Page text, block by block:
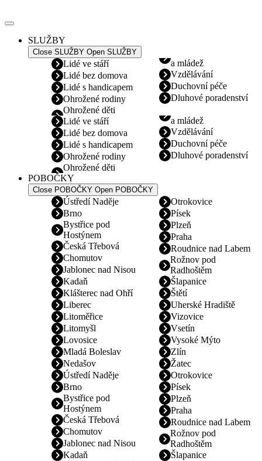
k
SLUŽBY
Close SLUŽBY Open SLUŽBY
Lidé ve stáří
Lidé bez domova
Lidé s handicapem
Ohrožené rodiny
Ohrožené děti
a mládež
Vzdělávání
Duchovní péče
Dluhové poradenství
Lidé ve stáří
Lidé bez domova
Lidé s handicapem
Ohrožené rodiny
Ohrožené děti
a mládež
Vzdělávání
Duchovní péče
Dluhové poradenství
POBOČKY
Close POBOČKY Open POBOČKY
Ústředí Naděje
Brno
Bystřice pod
Hostýnem
Česká Třebová
Chomutov
Jablonec nad Nisou
Kadaň
Klášterec nad Ohří
Liberec
Litoměřice
Litomyšl
Lovosice
Mladá Boleslav
Nedašov
Otrokovice
Písek
Plzeň
Praha
Roudnice nad Labem
Rožnov pod
Radhoštěm
Šlapanice
Štětí
Uherské Hradiště
Vizovice
Vsetín
Vysoké Mýto
Zlín
Žatec
Ústředí Naděje
Brno
Bystřice pod
Hostýnem
Česká Třebová
Chomutov
Jablonec nad Nisou
Kadaň
Otrokovice
Písek
Plzeň
Praha
Roudnice nad Labem
Rožnov pod
Radhoštěm
Šlapanice